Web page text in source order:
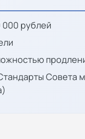
000 рублей
Совета